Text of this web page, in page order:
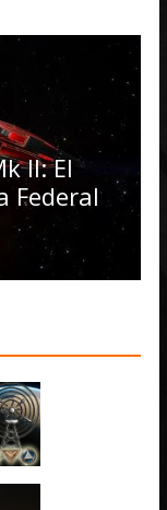
II: El
Federal